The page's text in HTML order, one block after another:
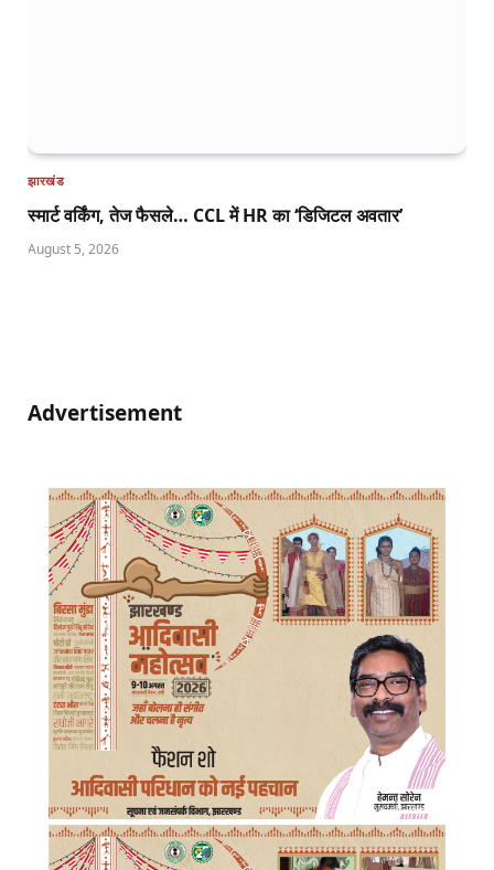
झारखंड
स्मार्ट वर्किंग, तेज फैसले… CCL में HR का ‘डिजिटल अवतार’
August 5, 2026
Advertisement